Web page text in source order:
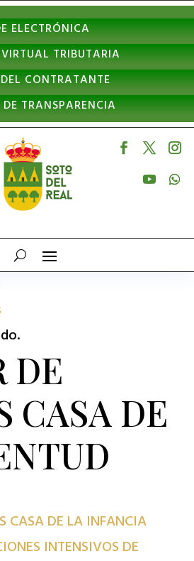
ELECTRÓNICA
TRIBUTARIA
CONTRATANTE
TRANSPARENCIA
DE
CASA DE
CASA DE LA INFANCIA
INTENSIVOS DE